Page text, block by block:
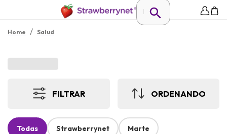
Home / Salud
FILTRAR ORDENANDO
Todas Strawberrynet Marte